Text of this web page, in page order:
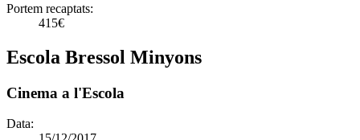
Portem recaptats:
415€
Escola Bressol Minyons
Cinema a l'Escola
Data: